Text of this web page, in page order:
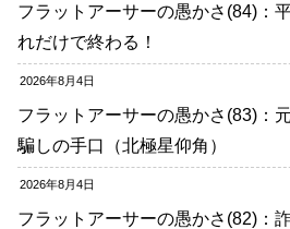
フラットアーサーの愚かさ(84)：
れだけで終わる！
2026年8月4日
フラットアーサーの愚かさ(83)：
騙しの手口（北極星仰角）
2026年8月4日
フラットアーサーの愚かさ(82)：